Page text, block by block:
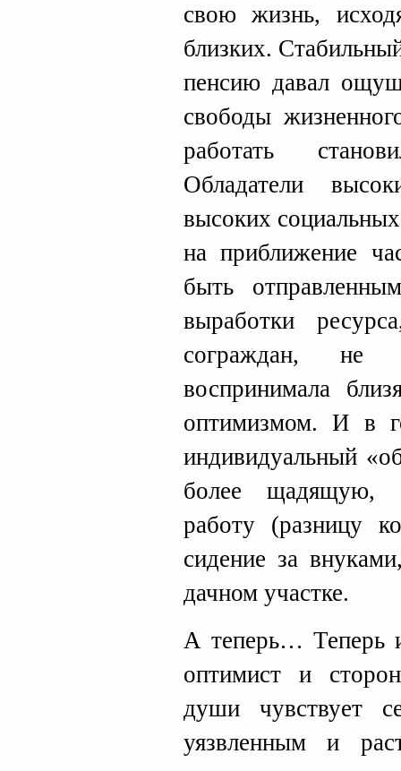
свою жизнь,
близких.
пенсию давал
свободы
работать
Обладатели
высоких
на приближение
быть
выработки
сограждан, не
воспринимала
оптимизмом. И в
индивидуальный
более щадящую,
работу (разницу
сидение за
дачном участке.
А теперь… Теперь
оптимист и
души чувствует
уязвленным и